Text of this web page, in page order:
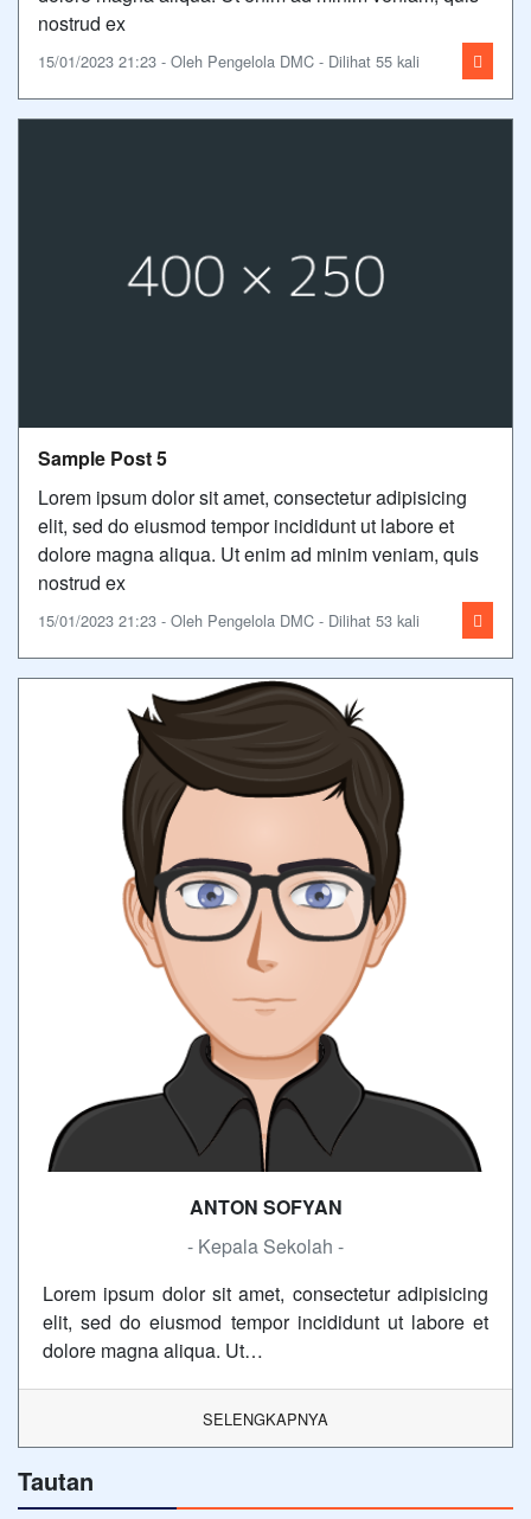
nostrud ex
15/01/2023 21:23 - Oleh Pengelola DMC - Dilihat 55 kali
Sample Post 5
Lorem ipsum dolor sit amet, consectetur adipisicing
elit, sed do eiusmod tempor incididunt ut labore et
dolore magna aliqua. Ut enim ad minim veniam, quis
nostrud ex
15/01/2023 21:23 - Oleh Pengelola DMC - Dilihat 53 kali
ANTON SOFYAN
- Kepala Sekolah -
Lorem ipsum dolor sit amet, consectetur adipisicing
elit, sed do eiusmod tempor incididunt ut labore et
dolore magna aliqua. Ut…
SELENGKAPNYA
Tautan